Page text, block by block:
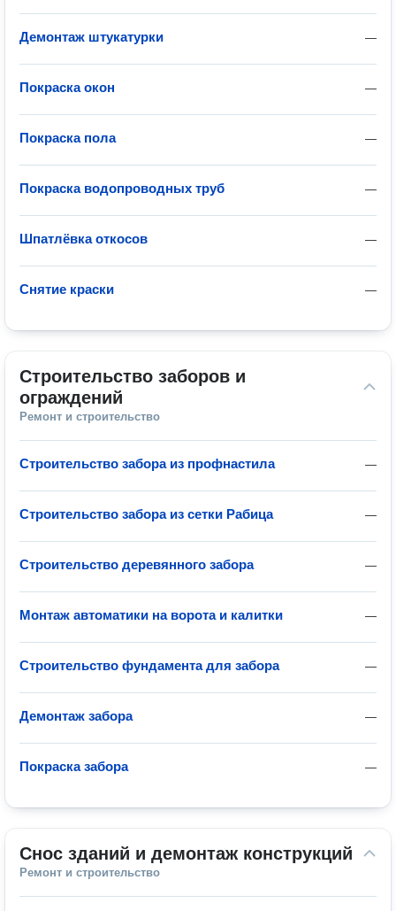
—
Демонтаж штукатурки
—
Покраска окон
—
Покраска пола
—
Покраска водопроводных труб
—
Шпатлёвка откосов
—
Снятие краски
Строительство заборов и
ограждений
Ремонт и строительство
—
Строительство забора из профнастила
—
Строительство забора из сетки Рабица
—
Строительство деревянного забора
—
Монтаж автоматики на ворота и калитки
—
Строительство фундамента для забора
—
Демонтаж забора
—
Покраска забора
Снос зданий и демонтаж конструкций
Ремонт и строительство